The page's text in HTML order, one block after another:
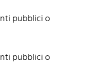
pubblici o
pubblici o